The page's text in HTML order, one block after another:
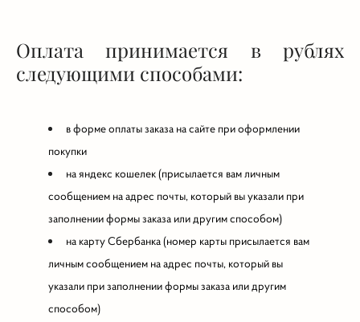
Оплата принимается в рублях
следующими способами:
в форме оплаты заказа на сайте при оформлении
покупки
на яндекс кошелек (присылается вам личным
сообщением на адрес почты, который вы указали при
заполнении формы заказа или другим способом)
на карту Сбербанка (номер карты присылается вам
личным сообщением на адрес почты, который вы
указали при заполнении формы заказа или другим
способом)